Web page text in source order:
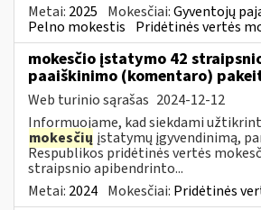
Metai: 2025 Mokesčiai:Gyventojų
Pelno mokestis Pridėtinės vertės
mokesčio įstatymo 42
paaiškinimo (komentaro)
Web turinio sąrašas 2024-12-12
Informuojame, kad siekdami
mokesčių įstatymų įgyvendinimą,
Respublikos pridėtinės vertės
straipsnio apibendrinto...
Metai: 2024 Mokesčiai: Pridėtinės